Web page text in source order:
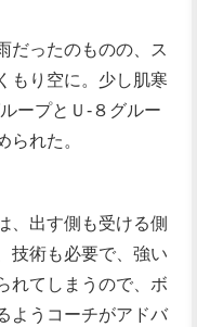
だったのものの、ス
もり空に。少し肌寒
ープとＵ‐８グルー
られた。
、出す側も受ける側
技術も必要で、強い
れてしまうので、ボ
ようコーチがアドバ